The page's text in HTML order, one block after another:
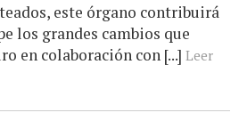
este órgano contribuirá
los grandes cambios que
en colaboración con [...] Leer